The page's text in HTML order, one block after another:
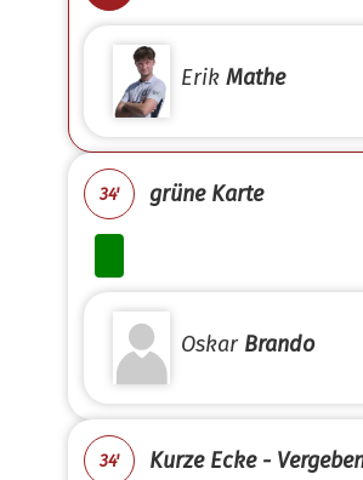
Erik Mathe
34' grüne Karte
Oskar Brando
34' Kurze Ecke -